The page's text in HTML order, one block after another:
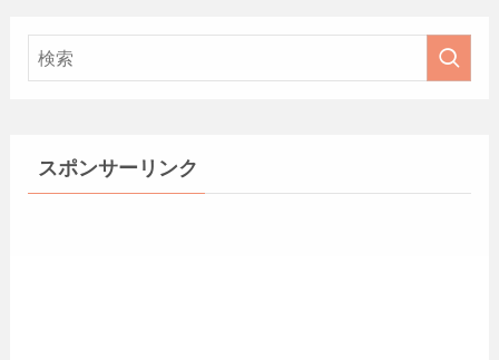
スポンサーリンク